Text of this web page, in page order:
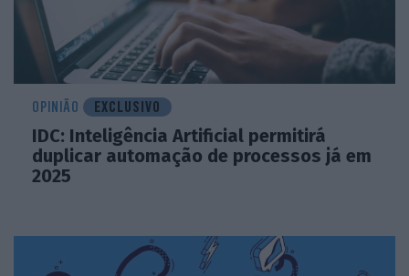
OPINIÃO EXCLUSIVO
IDC: Inteligência Artificial permitirá
duplicar automação de processos já em
2025